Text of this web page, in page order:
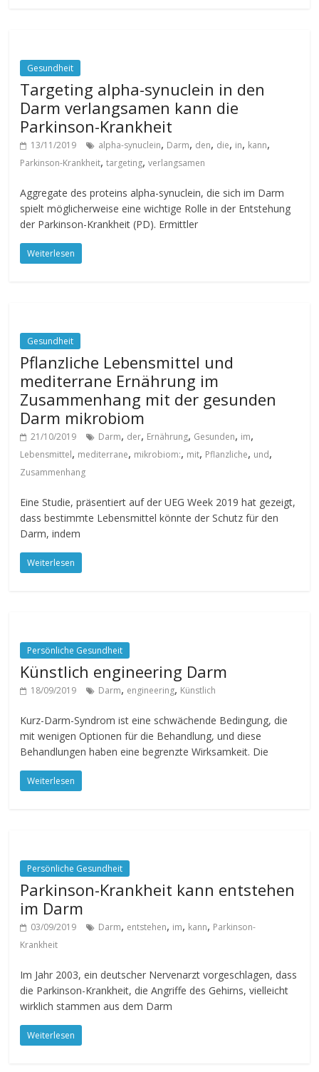
Gesundheit
Targeting alpha-synuclein in den
Darm verlangsamen kann die
Parkinson-Krankheit
13/11/2019 alpha-synuclein, Darm, den, die, in, kann,
Parkinson-Krankheit,targeting,verlangsamen
Aggregate des proteins alpha-synuclein, die sich im Darm
spielt möglicherweise eine wichtige Rolle in der Entstehung
der Parkinson-Krankheit (PD). Ermittler
Weiterlesen
Gesundheit
Pflanzliche Lebensmittel und
mediterrane Ernährung im
Zusammenhang mit der gesunden
Darm mikrobiom
21/10/2019 Darm, der, Ernährung, Gesunden, im,
Lebensmittel, mediterrane, mikrobiom:, mit, Pflanzliche, und,
Zusammenhang
Eine Studie, präsentiert auf der UEG Week 2019 hat gezeigt,
dass bestimmte Lebensmittel könnte der Schutz für den
Darm, indem
Weiterlesen
Persönliche Gesundheit
Künstlich engineering Darm
18/09/2019 Darm, engineering, Künstlich
Kurz-Darm-Syndrom ist eine schwächende Bedingung, die
mit wenigen Optionen für die Behandlung, und diese
Behandlungen haben eine begrenzte Wirksamkeit. Die
Weiterlesen
Persönliche Gesundheit
Parkinson-Krankheit kann entstehen
im Darm
03/09/2019 Darm, entstehen, im, kann, Parkinson-
Krankheit
Im Jahr 2003, ein deutscher Nervenarzt vorgeschlagen, dass
die Parkinson-Krankheit, die Angriffe des Gehirns, vielleicht
wirklich stammen aus dem Darm
Weiterlesen